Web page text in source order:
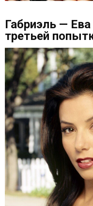
Габриэль —
третьей